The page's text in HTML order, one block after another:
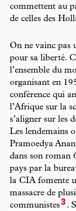
commettent au
de celles des
On ne vainc pas
pour sa liberté.
l’ensemble du
organisant en
conférence qui
l’Afrique sur la
s’aligner sur les
Les lendemains
Pramoedya
dans son roman
pays par la
la CIA fomente
massacre de
communistes3 .